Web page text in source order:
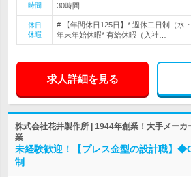
時間
30時間
休日
休暇
# 【年間休日125日】* 週休二日制（水
年末年始休暇* 有給休暇（入社…
求人詳細を見る
株式会社花井製作所 | 1944年創業！大手メー
業
未経験歓迎！【プレス金型の設計職】
制